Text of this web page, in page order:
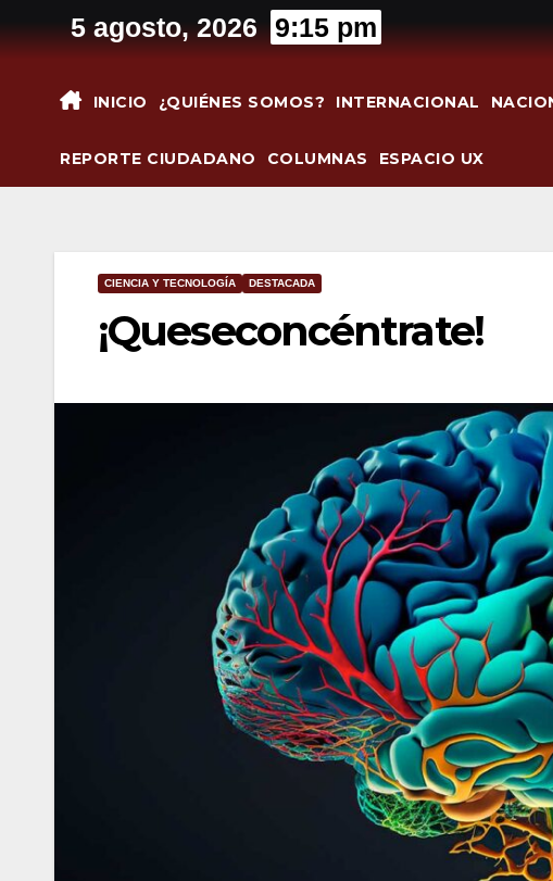
al
5 agosto, 2026 9:15 pm
INICIO ¿QUIÉNES SOMOS? INTERNACIONAL
REPORTE CIUDADANO COLUMNAS ESPACIO UX
CIENCIA Y TECNOLOGÍA DESTACADA
¡Queseconcéntrate!